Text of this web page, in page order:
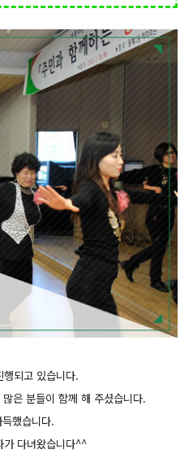
되고 있습니다.
은 분들이 함께 해 주셨습니다.
했습니다.
가 다녀왔습니다^^